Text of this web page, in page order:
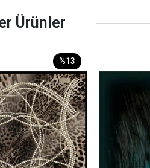
Ürünler
%13